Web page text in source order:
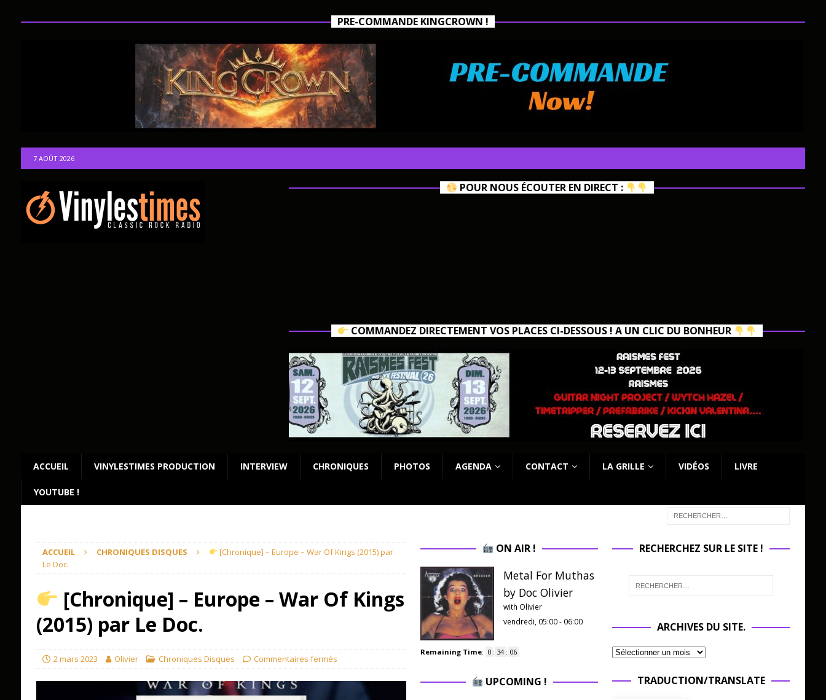
PRE-COMMANDE KINGCROWN !
7 AOÛT 2026
POUR NOUS ÉCOUTER EN DIRECT :
COMMANDEZ DIRECTEMENT VOS PLACES CI-DESSOUS ! A UN CLIC DU BONHEUR
ACCUEIL VINYLESTIMES PRODUCTION INTERVIEW CHRONIQUES PHOTOS AGENDA CONTACT LA GRILLE VIDÉOS LIVRE
YOUTUBE !
ACCUEIL CHRONIQUES DISQUES
[Chronique] – Europe – War Of Kings (2015) par
Le Doc.
[Chronique] – Europe – War Of Kings
(2015) par Le Doc.
2 mars 2023 Olivier Chroniques Disques Commentaires fermés
ON AIR !
Metal For Muthas
by Doc Olivier
with Olivier
vendredi, 05:00 - 06:00
Remaining Time: 0 : 34 : 05
UPCOMING !
RECHERCHEZ SUR LE SITE !
ARCHIVES DU SITE.
TRADUCTION/TRANSLATE